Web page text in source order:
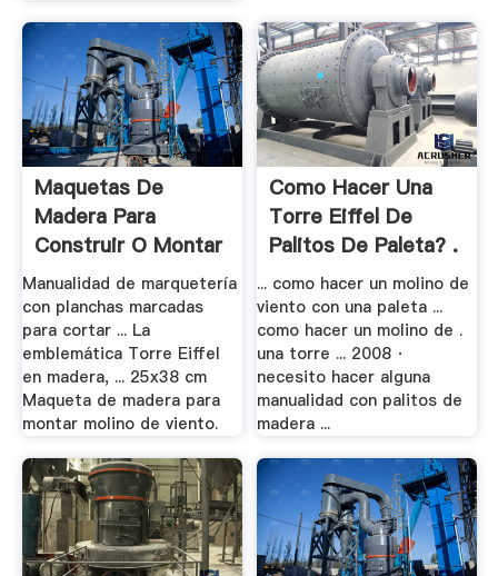
Maquetas De
Madera Para
Construir O Montar
(3) .
Manualidad de marquetería
con planchas marcadas
para cortar ... La
emblemática Torre Eiffel
en madera, ... 25x38 cm
Maqueta de madera para
montar molino de viento.
Como Hacer Una
Torre Eiffel De
Palitos De Paleta? .
... como hacer un molino de
viento con una paleta ...
como hacer un molino de .
una torre ... 2008 ·
necesito hacer alguna
manualidad con palitos de
madera ...